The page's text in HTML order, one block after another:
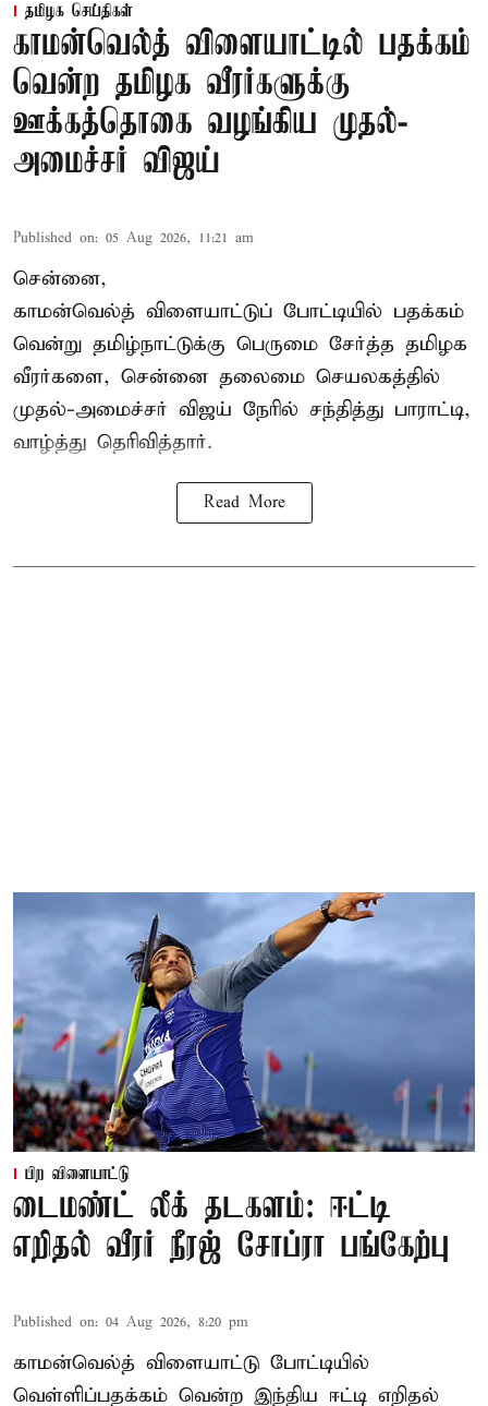
தமிழக செய்திகள்
காமன்வெல்த் விளையாட்டில் பதக்கம்
வென்ற தமிழக வீரர்களுக்கு
ஊக்கத்தொகை வழங்கிய முதல்-
அமைச்சர் விஜய்
Published on: 05 Aug 2026, 11:21 am
சென்னை,
காமன்வெல்த் விளையாட்டுப் போட்டியில் பதக்கம்
வென்று தமிழ்நாட்டுக்கு பெருமை சேர்த்த தமிழக
வீரர்களை, சென்னை தலைமை செயலகத்தில்
முதல்-அமைச்சர் விஜய் நேரில் சந்தித்து பாராட்டி,
வாழ்த்து தெரிவித்தார்.
Read More
பிற விளையாட்டு
டைமண்ட் லீக் தடகளம்: ஈட்டி
எறிதல் வீரர் நீரஜ் சோப்ரா பங்கேற்பு
Published on: 04 Aug 2026, 8:20 pm
காமன்வெல்த் விளையாட்டு போட்டியில்
வெள்ளிப்பதக்கம் வென்ற இந்திய ஈட்டி எறிதல்